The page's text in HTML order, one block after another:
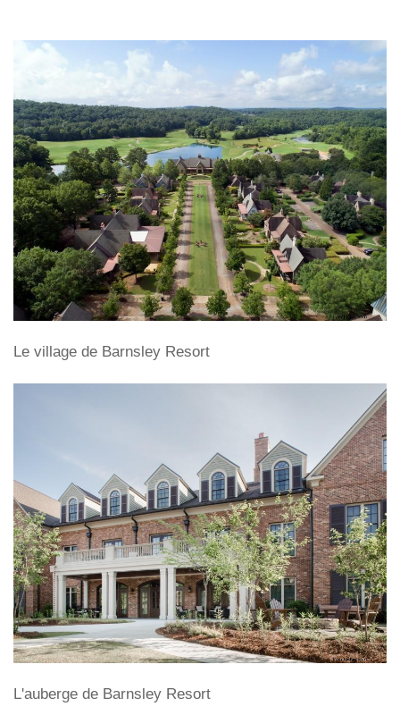
Le village de Barnsley Resort
L'auberge de Barnsley Resort